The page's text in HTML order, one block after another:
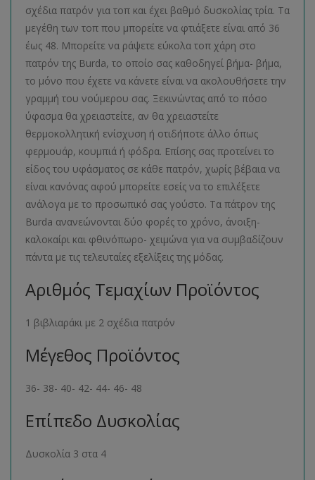
σχέδια πατρόν για τοπ και έχει βαθμό δυσκολίας τρία. Τα
μεγέθη των τοπ που μπορείτε να φτιάξετε είναι από 36
έως 48. Μπορείτε να ράψετε εύκολα τοπ χάρη στο
πατρόν της Burda, το οποίο σας καθοδηγεί βήμα- βήμα,
το μόνο που έχετε να κάνετε είναι να ακολουθήσετε την
γραμμή του νούμερου σας. Ξεκινώντας από το πόσο
ύφασμα θα χρειαστείτε, αν θα χρειαστείτε
θερμοκολλητική ενίσχυση ή οτιδήποτε άλλο όπως
φερμουάρ, κουμπιά ή φόδρα. Επίσης σας προτείνει το
είδος του υφάσματος σε κάθε πατρόν, χωρίς βέβαια να
είναι κανόνας αφού μπορείτε εσείς να το επιλέξετε
ανάλογα με το προσωπικό σας γούστο. Τα πάτρον της
Burda ανανεώνονται δύο φορές το χρόνο, άνοιξη-
καλοκαίρι και φθινόπωρο- χειμώνα για να συμβαδίζουν
πάντα με τις τελευταίες εξελίξεις της μόδας.
Αριθμός Τεμαχίων Προϊόντος
1 βιβλιαράκι με 2 σχέδια πατρόν
Μέγεθος Προϊόντος
36- 38- 40- 42- 44- 46- 48
Επίπεδο Δυσκολίας
Δυσκολία 3 στα 4